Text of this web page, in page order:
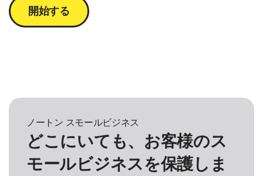
開始する
ノートン スモールビジネス
どこにいても、お客様のス
モールビジネスを保護しま